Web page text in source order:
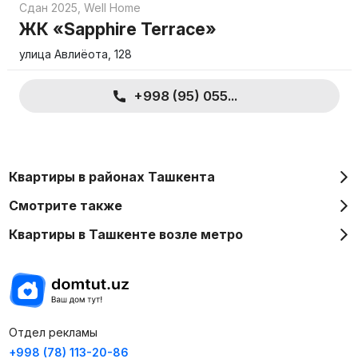
Сдан 2025 Well Home
ЖК «Sapphire Terrace»
улица Авлиёота, 128
+998 (95) 055...
Квартиры в районах Ташкента
Смотрите также
Квартиры в Ташкенте возле метро
Отдел рекламы
+998 (78) 113-20-86